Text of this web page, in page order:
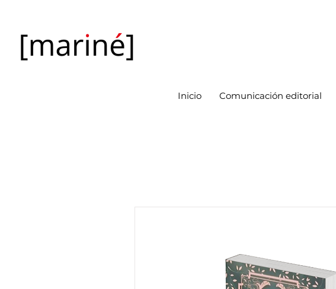
Inicio Comunicación editorial